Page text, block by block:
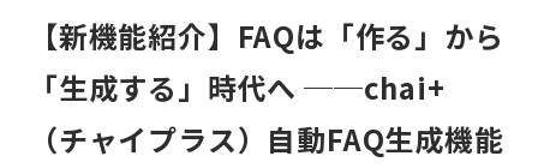
【新機能紹介】FAQは「作る」から
「生成する」時代へ ──chai+
（チャイプラス）自動FAQ生成機能